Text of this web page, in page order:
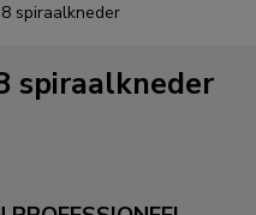
spiraalkneder
spiraalkneder